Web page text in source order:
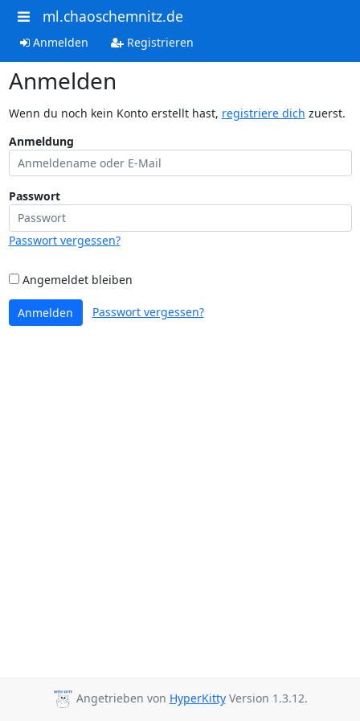
ml.chaoschemnitz.de
Anmelden Registrieren
Anmelden
Wenn du noch kein Konto erstellt hast, registriere dich zuerst.
Anmeldung
Passwort
Passwort vergessen?
Angemeldet bleiben
Anmelden Passwort vergessen?
Angetrieben von HyperKittyVersion 1.3.12.